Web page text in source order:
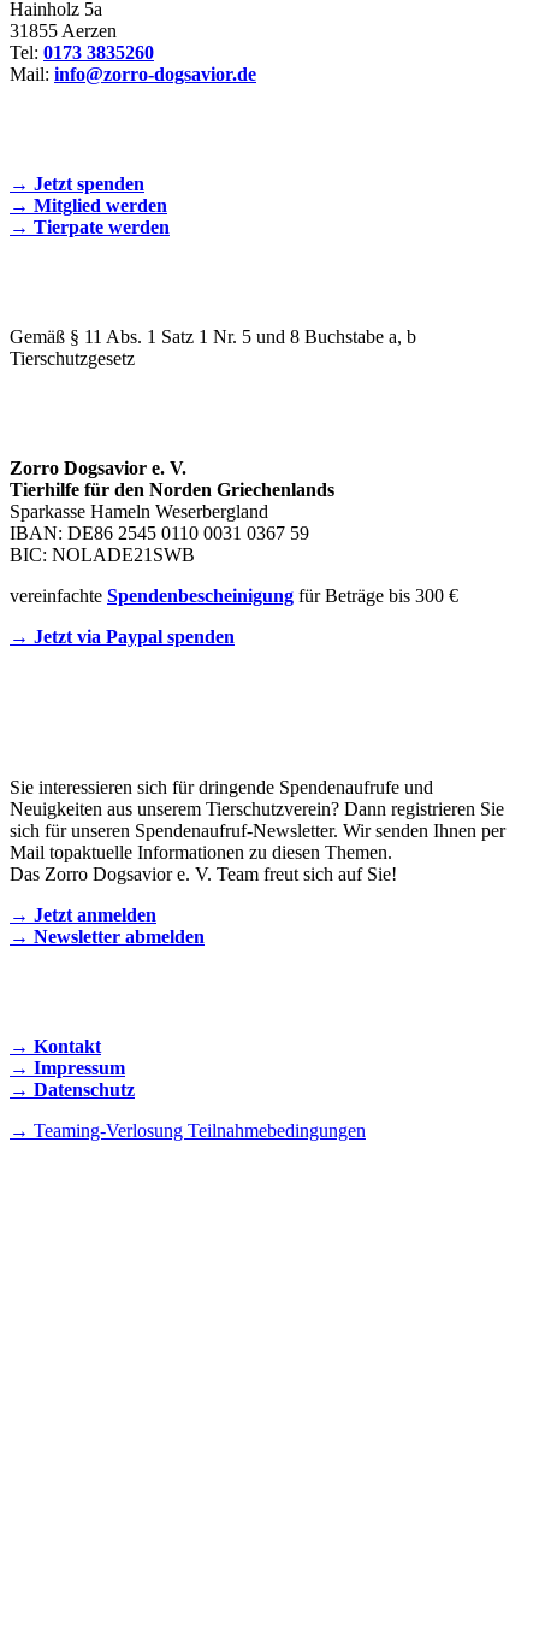
Hainholz 5a
31855 Aerzen
Tel: 0173 3835260
Mail: info@zorro-dogsavior.de
→ Jetzt spenden
→ Mitglied werden
→ Tierpate werden
Gemäß § 11 Abs. 1 Satz 1 Nr. 5 und 8 Buchstabe a, b
Tierschutzgesetz
Zorro Dogsavior e. V.
Tierhilfe für den Norden Griechenlands
Sparkasse Hameln Weserbergland
IBAN: DE86 2545 0110 0031 0367 59
BIC: NOLADE21SWB
vereinfachte Spendenbescheinigung für Beträge bis 300 €
→ Jetzt via Paypal spenden
Sie interessieren sich für dringende Spendenaufrufe und
Neuigkeiten aus unserem Tierschutzverein? Dann registrieren Sie
sich für unseren Spendenaufruf-Newsletter. Wir senden Ihnen per
Mail topaktuelle Informationen zu diesen Themen.
Das Zorro Dogsavior e. V. Team freut sich auf Sie!
→ Jetzt anmelden
→ Newsletter abmelden
→ Kontakt
→ Impressum
→ Datenschutz
→ Teaming-Verlosung Teilnahmebedingungen